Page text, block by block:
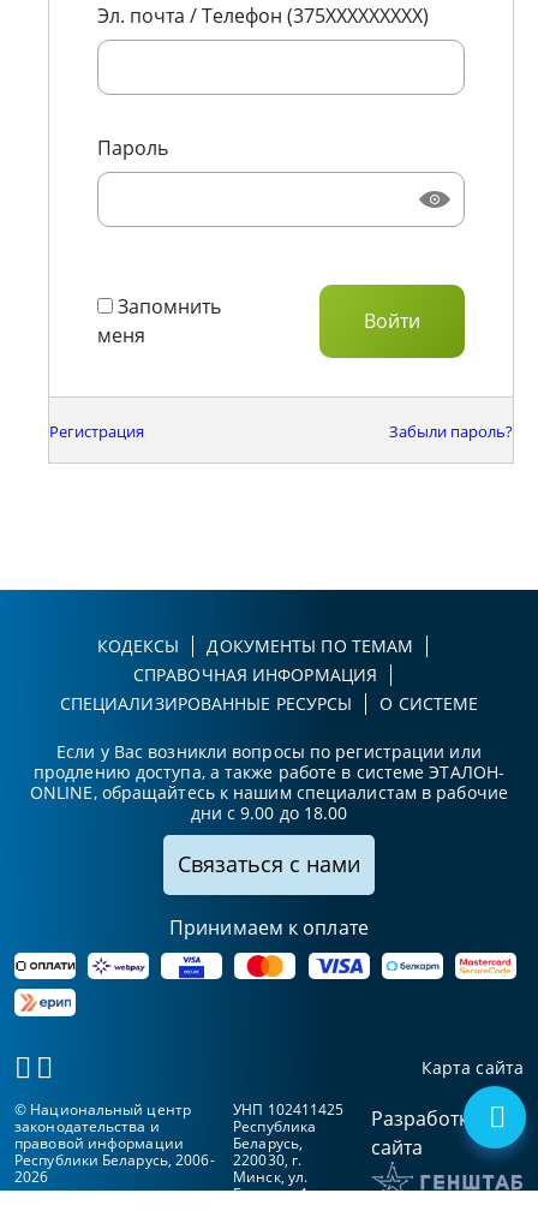
Эл. почта / Телефон (375XXXXXXXXX)
Пароль
Запомнить
меня
Регистрация Забыли пароль?
КОДЕКСЫ
ДОКУМЕНТЫ ПО ТЕМАМ
СПРАВОЧНАЯ ИНФОРМАЦИЯ
СПЕЦИАЛИЗИРОВАННЫЕ РЕСУРСЫ
О СИСТЕМЕ
Если у Вас возникли вопросы по регистрации или
продлению доступа, а также работе в системе ЭТАЛОН-
ONLINE, обращайтесь к нашим специалистам в рабочие
дни с 9.00 до 18.00
Связаться с нами
Принимаем к оплате
Карта сайта
© Национальный центр
законодательства и
правовой информации
Республики Беларусь, 2006-
2026
УНП 102411425
Республика
Беларусь,
220030, г.
Минск, ул.
Берсона, 1а
Разработка
сайта